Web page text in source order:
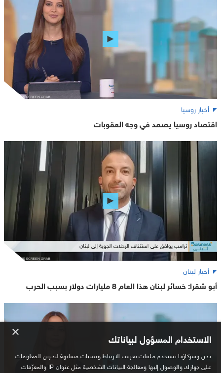
أخبار روسيا
اقتصاد روسيا يصمد في وجه العقوبات
أخبار لبنان
أبو شقرا: خسائر لبنان هذا العام 8 مليارات دولار بسبب الحرب
× الاستخدام المسؤول لبياناتك
نحن وشركاؤنا نستخدم ملفات تعريف الارتباط وتقنيات مشابهة لتخزين المعلومات
على جهازك والوصول إليها ومعالجة البيانات الشخصية مثل عنوان IP والمعرّفات